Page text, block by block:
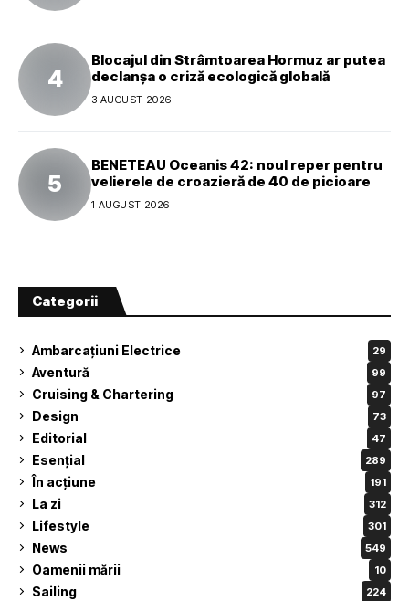
Blocajul din Strâmtoarea Hormuz ar putea
declanșa o criză ecologică globală
3 AUGUST 2026
BENETEAU Oceanis 42: noul reper pentru
velierele de croazieră de 40 de picioare
1 AUGUST 2026
Categorii
Ambarcațiuni Electrice 29
Aventură 99
Cruising & Chartering 97
Design 73
Editorial 47
Esențial 289
În acțiune 191
La zi 312
Lifestyle 301
News 549
Oamenii mării 10
Sailing 224